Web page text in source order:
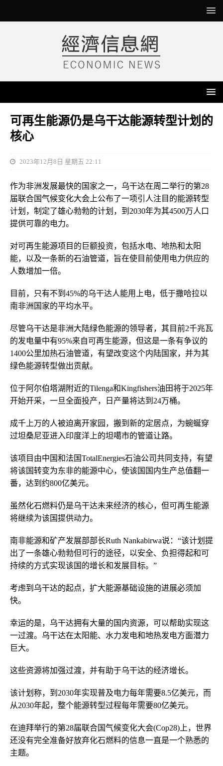
可再生能源仍是乌干达能源转型计划的
核心
2023年12月8日 星期五 22:11
作为非洲发展最快的国家之一，乌干达在周二举行的第28
届联合国气候变化大会上公布了一项引人注目的能源转型
计划，制定了雄心勃勃的计划，到2030年为其4500万人口
提供可靠的电力。
对可再生能源项目的巨额投资，包括水电、地热和太阳
能，以及一条新的石油管道，旨在使目前使用电力供应的
人数增加一倍。
目前，只有不到45%的乌干达人能用上电，低于撒哈拉以
南非洲国家的平均水平。
尽管乌干达是非洲大陆绿色能源的领导者，其目前2千兆瓦
的发电量中有95%来自可再生能源，但这是一条有争议的
1400公里加热石油管道，有望改变这个内陆国家，并为其
绿色能源转型做出贡献。
位于阿尔伯塔湖附近的Tilenga和Kingfishers油田将于2025年
开始开采，一旦全面投产，日产量将达到24万桶。
成千上万的人被迫离开家园，搬到新的定居点，为蜿蜒穿
过坦桑尼亚进入印度洋上的坦噶市的管道让路。
该项目由中国和法国TotalEnergies石油公司共同支持，有望
将该国转变为东非的能源中心，使该国国内生产总值翻一
番，达到约800亿美元。
虽然化石燃料仍是乌干达未来经济的核心，但可再生能源
将继续为该国提供动力。
南非能源和矿产发展部部长Ruth Nankabirwa说：“该计划提
出了一条雄心勃勃但可行的途径，以安全、负担得起和可
持续的方式实现该国的增长和发展目标。”
考虑到乌干达的起点，扩大能源基础设施的进展必须加
快。
幸运的是，乌干达拥有大量的国内资源，可以帮助实现这
一过渡。乌干达在太阳能、水力发电和地热发电方面潜力
巨大。
这些资源将加强过渡，并有助于乌干达的经济增长。
该计划称，到2030年实现普及电力每年需要8.5亿美元，而
从2030年起，整个能源转型过程每年需要80亿美元。
在迪拜举行的第28届联合国气候变化大会(Cop28)上，世界
还没有完全准备好放弃化石燃料的信息一直是一个熟悉的
主题。